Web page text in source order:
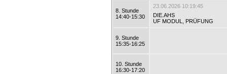
8. Stunde
14:40-15:30
23.06.2026 10:19:45
DIE.AHS
UF MODUL, PRÜFUNG
9. Stunde
15:35-16:25
10. Stunde
16:30-17:20